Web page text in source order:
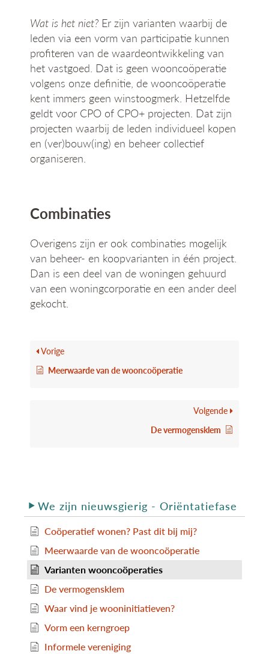
We zijn nieuwsgierig - Oriëntatiefase
Coöperatief wonen? Past dit bij mij?
Meerwaarde van de wooncoöperatie
Varianten wooncoöperaties
De vermogensklem
Waar vind je wooninitiatieven?
Vorm een kerngroep
Informele vereniging
Wat is het niet? Er zijn varianten waarbij de
leden via een vorm van participatie kunnen
profiteren van de waardeontwikkeling van
het vastgoed. Dat is geen wooncoöperatie
volgens onze definitie, de wooncoöperatie
kent immers geen winstoogmerk. Hetzelfde
geldt voor CPO of CPO+ projecten. Dat zijn
projecten waarbij de leden individueel kopen
en (ver)bouw(ing) en beheer collectief
organiseren.
Combinaties
Overigens zijn er ook combinaties mogelijk
van beheer- en koopvarianten in één project.
Dan is een deel van de woningen gehuurd
van een woningcorporatie en een ander deel
gekocht.
Vorige
Meerwaarde van de wooncoöperatie
Volgende
De vermogensklem